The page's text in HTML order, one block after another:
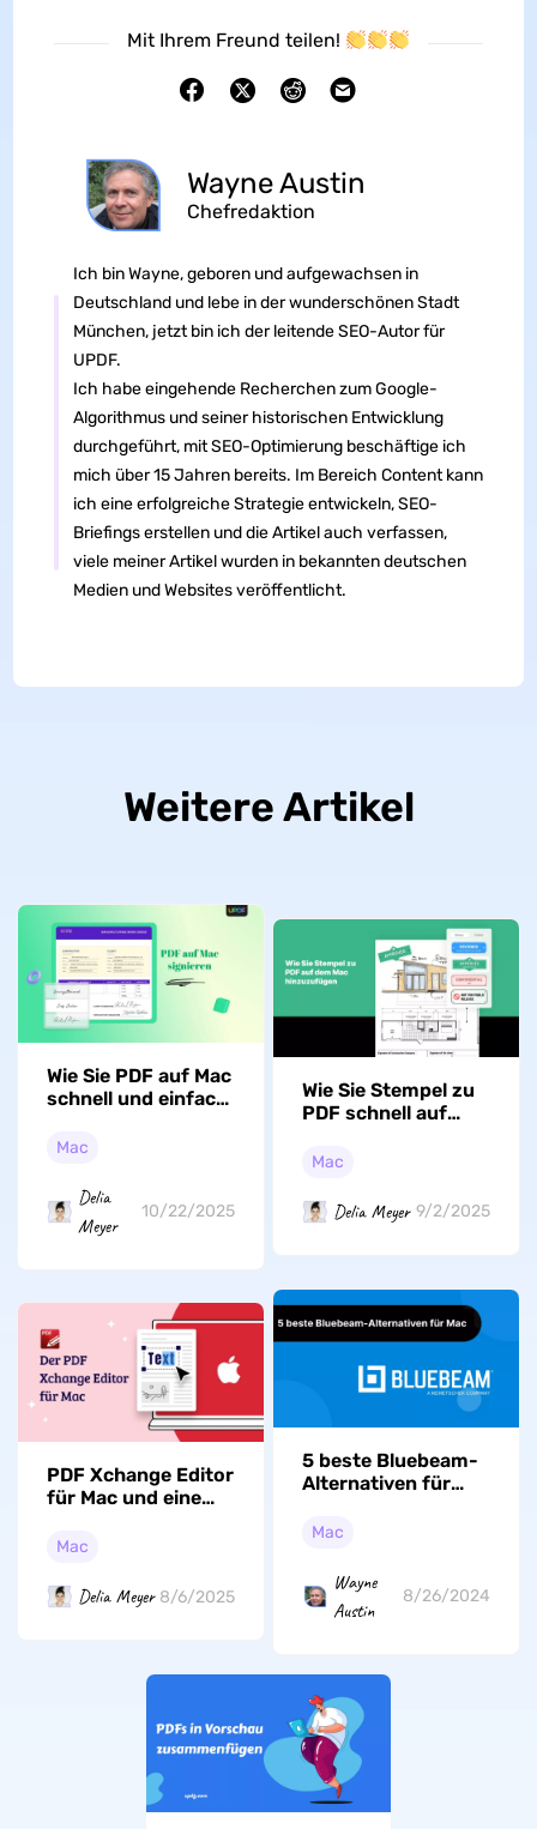
Mit Ihrem Freund teilen!
Wayne Austin
Chefredaktion
Ich bin Wayne, geboren und aufgewachsen in
Deutschland und lebe in der wunderschönen Stadt
München, jetzt bin ich der leitende SEO-Autor für
UPDF.
Ich habe eingehende Recherchen zum Google-
Algorithmus und seiner historischen Entwicklung
durchgeführt, mit SEO-Optimierung beschäftige ich
mich über 15 Jahren bereits. Im Bereich Content kann
ich eine erfolgreiche Strategie entwickeln, SEO-
Briefings erstellen und die Artikel auch verfassen,
viele meiner Artikel wurden in bekannten deutschen
Medien und Websites veröffentlicht.
Weitere Artikel
Wie Sie PDF auf Mac
schnell und einfach
Mac
Delia
Meyer
10/22/2025
Wie Sie Stempel zu
PDF schnell auf
hinzuzufügen
Mac
Delia Meyer 9/2/2025
PDF Xchange Editor
für Mac und eine
Mac
Delia Meyer 8/6/2025
5 beste Bluebeam-
Alternativen für
Verwaltung
Mac
Wayne
Austin
8/26/2024